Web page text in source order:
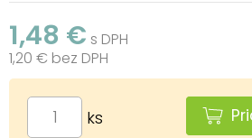
1,48 € s DPH
1,20 € bez DPH
ks